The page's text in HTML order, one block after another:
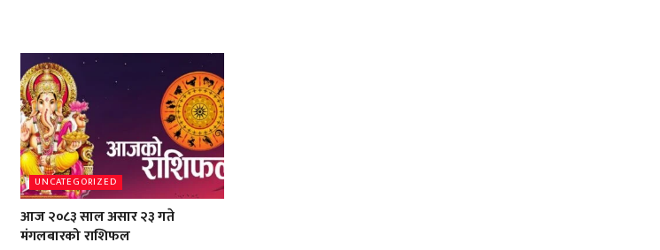
UNCATEGORIZED
आज २०८३ साल असार २३ गते
मंगलबारको राशिफल